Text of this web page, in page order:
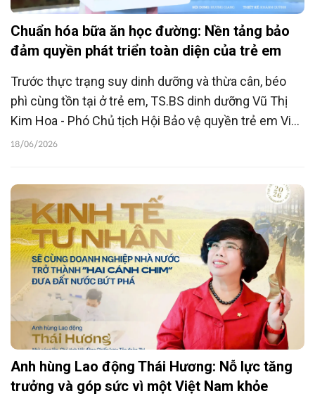
Chuẩn hóa bữa ăn học đường: Nền tảng bảo
đảm quyền phát triển toàn diện của trẻ em
Trước thực trạng suy dinh dưỡng và thừa cân, béo
phì cùng tồn tại ở trẻ em, TS.BS dinh dưỡng Vũ Thị
Kim Hoa - Phó Chủ tịch Hội Bảo vệ quyền trẻ em Việt
Nam, Nguyên Phó Cục trưởng Cục Trẻ em cho rằng,
trường thực phẩm lành mạnh là những nhiệm vụ cốt
lõi cần được ưu tiên.
18/06/2026
Anh hùng Lao động Thái Hương: Nỗ lực tăng
trưởng và góp sức vì một Việt Nam khỏe